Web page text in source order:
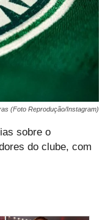
(Foto Reprodução/Instagram)
sobre o
do clube, com